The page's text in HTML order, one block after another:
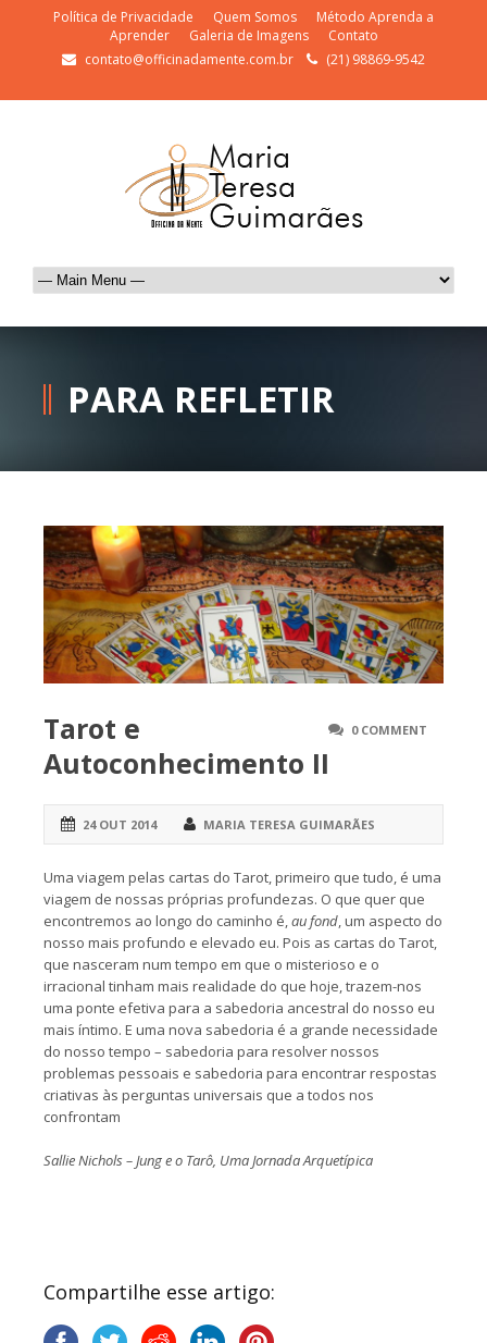
Política de Privacidade Quem Somos
Método Aprenda a
Aprender
Galeria de Imagens
Contato
contato@officinadamente.com.br
(21) 98869-9542
PARA REFLETIR
0 COMMENT
Tarot e
Autoconhecimento II
24 OUT 2014 MARIA TERESA GUIMARÃES
Uma viagem pelas cartas do Tarot, primeiro que tudo, é uma
viagem de nossas próprias profundezas. O que quer que
encontremos ao longo do caminho é,au fond, um aspecto do
nosso mais profundo e elevado eu. Pois as cartas do Tarot,
que nasceram num tempo em que o misterioso e o
irracional tinham mais realidade do que hoje, trazem-nos
uma ponte efetiva para a sabedoria ancestral do nosso eu
mais íntimo. E uma nova sabedoria é a grande necessidade
do nosso tempo – sabedoria para resolver nossos
problemas pessoais e sabedoria para encontrar respostas
criativas às perguntas universais que a todos nos
confrontam
Sallie Nichols – Jung e o Tarô, Uma Jornada Arquetípica
Compartilhe esse artigo: